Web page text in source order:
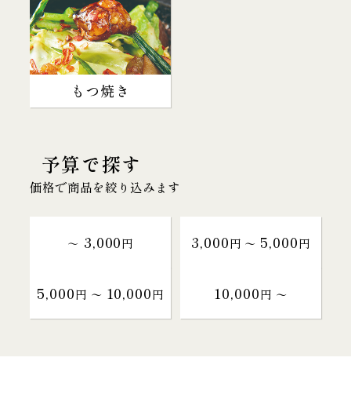
もつ焼き
予算で探す
価格で商品を絞り込みます
～ 3,000円 3,000円 〜 5,000円
5,000円 〜 10,000円 10,000円 〜